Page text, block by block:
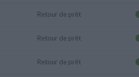
Retour de prêt
Retour de prêt
Retour de prêt